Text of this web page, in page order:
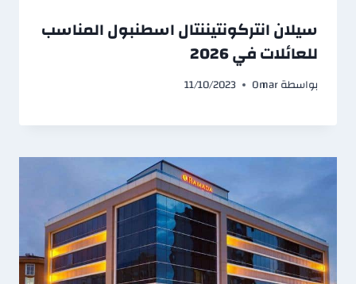
سيلان انتركونتيننتال اسطنبول المناسب
للعائلات في 2026
بواسطةOmar
11/10/2023